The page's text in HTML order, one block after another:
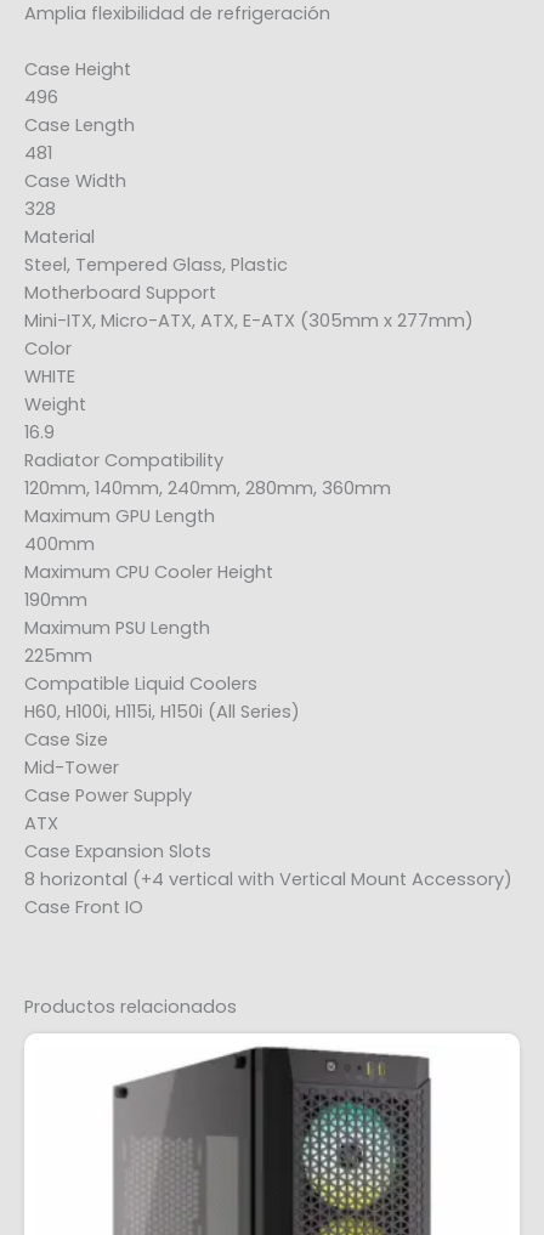
Amplia flexibilidad de refrigeración
Case Height
496
Case Length
481
Case Width
328
Material
Steel, Tempered Glass, Plastic
Motherboard Support
Mini-ITX, Micro-ATX, ATX, E-ATX (305mm x 277mm)
Color
WHITE
Weight
16.9
Radiator Compatibility
120mm, 140mm, 240mm, 280mm, 360mm
Maximum GPU Length
400mm
Maximum CPU Cooler Height
190mm
Maximum PSU Length
225mm
Compatible Liquid Coolers
H60, H100i, H115i, H150i (All Series)
Case Size
Mid-Tower
Case Power Supply
ATX
Case Expansion Slots
8 horizontal (+4 vertical with Vertical Mount Accessory)
Case Front IO
Productos relacionados